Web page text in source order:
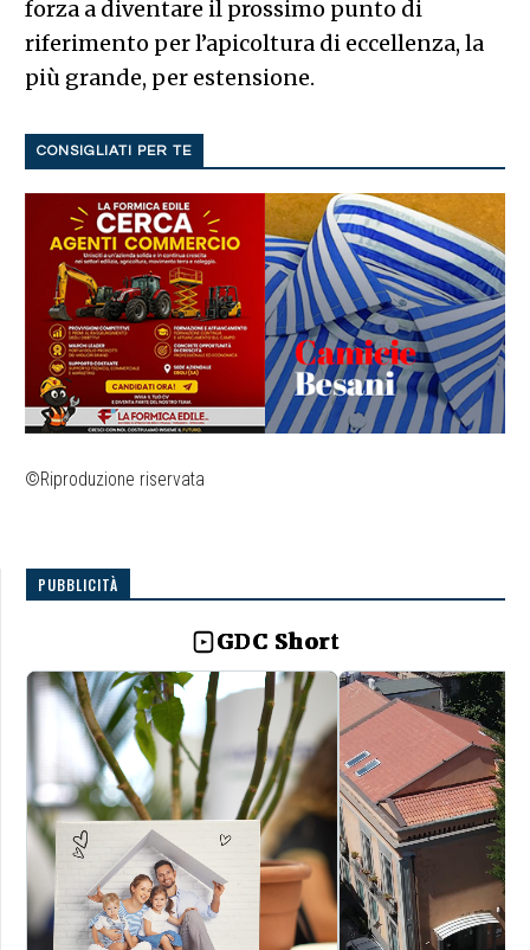
forza a diventare il prossimo punto di
riferimento per l’apicoltura di eccellenza, la
più grande, per estensione.
CONSIGLIATI PER TE
©Riproduzione riservata
PUBBLICITÀ
GDC Short